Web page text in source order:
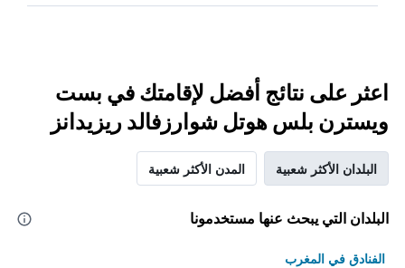
اعثر على نتائج أفضل لإقامتك في بست
ويسترن بلس هوتل شوارزفالد ريزيدانز
البلدان الأكثر شعبية المدن الأكثر شعبية
البلدان التي يبحث عنها مستخدمونا
الفنادق في المغرب